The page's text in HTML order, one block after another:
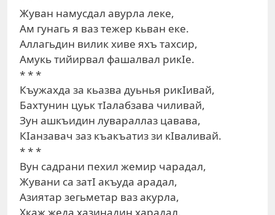
Жуван намусдал авурла леке,
Ам гунагь я ваз тежер кьван еке.
Аллагьдин вилик хиве яхъ тахсир,
Амукь тийирвал фашалвал рикIе.
* * *
Къужахда за кьазва дуьнья рикIивай,
Бахтунин цуьк тIалабзава чиливай,
Зун ашкъидин лувараллаз цавава,
КIанзавач заз къакъатиз зи кIваливай.
* * *
Вун садрани пехил жемир чарадал,
Жувани са затI акъуда арадал,
Азиятар зегьметар ваз акурла,